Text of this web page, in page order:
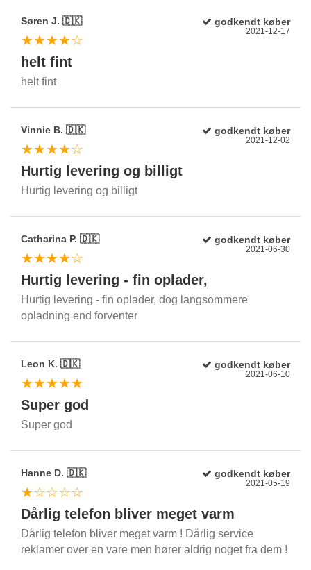
Søren J. 🇩🇰 godkendt køber
★★★★☆
2021-12-17
helt fint
helt fint
Vinnie B. 🇩🇰 godkendt køber
★★★★☆
2021-12-02
Hurtig levering og billigt
Hurtig levering og billigt
Catharina P. 🇩🇰 godkendt køber
★★★★☆
2021-06-30
Hurtig levering - fin oplader,
Hurtig levering - fin oplader, dog langsommere
opladning end forventer
Leon K. 🇩🇰 godkendt køber
★★★★★
2021-06-10
Super god
Super god
Hanne D. 🇩🇰 godkendt køber
★☆☆☆☆
2021-05-19
Dårlig telefon bliver meget varm
Dårlig telefon bliver meget varm ! Dårlig service
reklamer over en vare men hører aldrig noget fra dem !